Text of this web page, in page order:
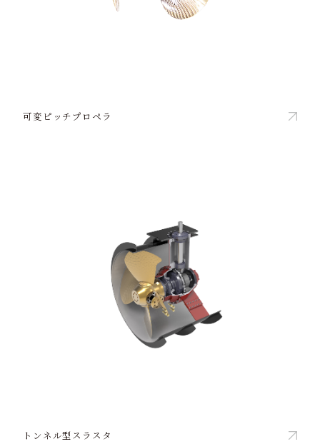
可変ピッチプロペラ
トンネル型スラスタ